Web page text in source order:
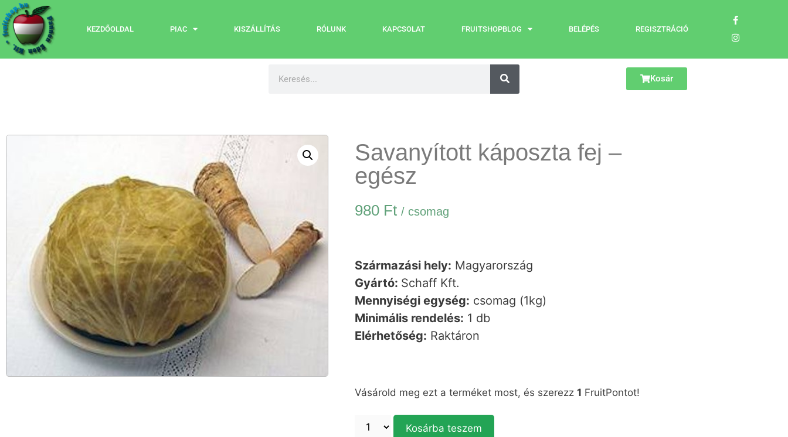
KEZDŐOLDAL PIAC KISZÁLLÍTÁS RÓLUNK KAPCSOLAT FRUITSHOPBLOG BELÉPÉS REGISZTRÁCIÓ
Kosár
Savanyított káposzta fej –
egész
980 Ft / csomag
Származási hely: Magyarország
Gyártó: Schaff Kft.
Mennyiségi egység: csomag (1kg)
Minimális rendelés: 1 db
Elérhetőség: Raktáron
Vásárold meg ezt a terméket most, és szerezz 1 FruitPontot!
Kosárba teszem